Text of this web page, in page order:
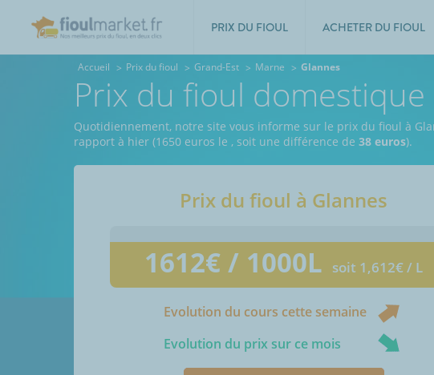
PRIX DU FIOUL ACHETER DU FIOUL
Accueil Prix du fioul Grand-Est Marne Glannes
Prix du fioul
Quotidiennement, notre site vous informe sur le prix du fioul à
rapport à hier (1650 euros le , soit une différence de 38 euros).
Prix du fioul à Glannes
1612€ / 1000L soit 1,612€ / L
Evolution du cours cette semaine
Evolution du prix sur ce mois